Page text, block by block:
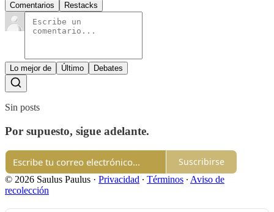
Comentarios Restacks
Lo mejor de Último Debates
Sin posts
Por supuesto, sigue adelante.
Suscribirse
© 2026 Saulus Paulus · Privacidad ∙ Términos ∙ Aviso de
recolección